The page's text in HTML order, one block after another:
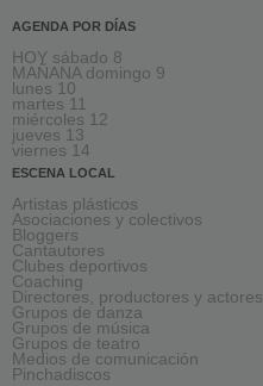
AGENDA POR DÍAS
HOY sábado 8
MAÑANA domingo 9
lunes 10
martes 11
miércoles 12
jueves 13
viernes 14
ESCENA LOCAL
Artistas plásticos
Asociaciones y colectivos
Bloggers
Cantautores
Clubes deportivos
Coaching
Directores, productores y actores
Grupos de danza
Grupos de música
Grupos de teatro
Medios de comunicación
Pinchadiscos